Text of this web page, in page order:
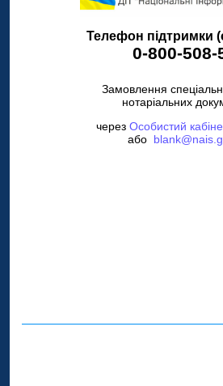
Телефон підтримки
0-800-508-
Замовлення
нотаріальних
через Особистий
або